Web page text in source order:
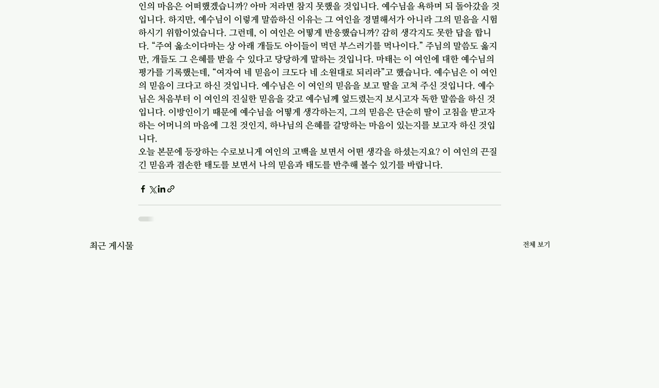
인의 마음은 어떠했겠습니까? 아마 저라면 참지 못했을 것입니다. 예수님을 욕하며 되 돌아갔을 것
입니다. 하지만, 예수님이 이렇게 말씀하신 이유는 그 여인을 경멸해서가 아니라 그의 믿음을 시험
하시기 위함이었습니다. 그런데, 이 여인은 어떻게 반응했습니까? 감히 생각지도 못한 답을 합니
다. “주여 옳소이다마는 상 아래 개들도 아이들이 먹던 부스러기를 먹나이다.” 주님의 말씀도 옳지
만, 개들도 그 은혜를 받을 수 있다고 당당하게 말하는 것입니다. 마태는 이 여인에 대한 예수님의
평가를 기록했는데, “여자여 네 믿음이 크도다 네 소원대로 되리라”고 했습니다. 예수님은 이 여인
의 믿음이 크다고 하신 것입니다. 예수님은 이 여인의 믿음을 보고 딸을 고쳐 주신 것입니다. 예수
님은 처음부터 이 여인의 진실한 믿음을 갖고 예수님께 엎드렸는지 보시고자 독한 말씀을 하신 것
입니다. 이방인이기 때문에 예수님을 어떻게 생각하는지, 그의 믿음은 단순히 딸이 고침을 받고자
하는 어머니의 마음에 그친 것인지, 하나님의 은혜를 갈망하는 마음이 있는지를 보고자 하신 것입
니다.
오늘 본문에 등장하는 수로보니게 여인의 고백을 보면서 어떤 생각을 하셨는지요? 이 여인의 끈질
긴 믿음과 겸손한 태도를 보면서 나의 믿음과 태도를 반추해 볼수 있기를 바랍니다.
최근 게시물 전체 보기